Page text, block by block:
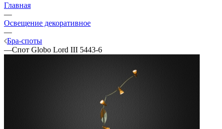
Главная
—
Освещение декоративное
—
Бра-споты
—Спот Globo Lord III 5443-6